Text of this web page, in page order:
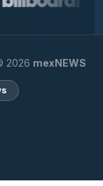
2026 mexNEWS